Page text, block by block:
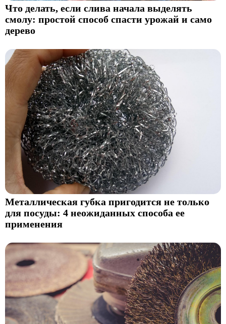
Что делать, если слива начала выделять
смолу: простой способ спасти урожай и само
дерево
Металлическая губка пригодится не только
для посуды: 4 неожиданных способа ее
применения